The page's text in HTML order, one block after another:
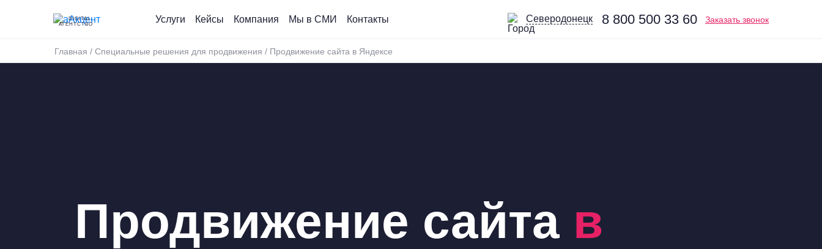
DIGITAL-
АГЕНТСТВО
Услуги Кейсы Компания Мы в СМИ Контакты Северодонецк 8 800 500 33 60 Заказать звонок
Главная / Специальные решения для продвижения / Продвижение сайта в Яндексе
Продвижение сайта в